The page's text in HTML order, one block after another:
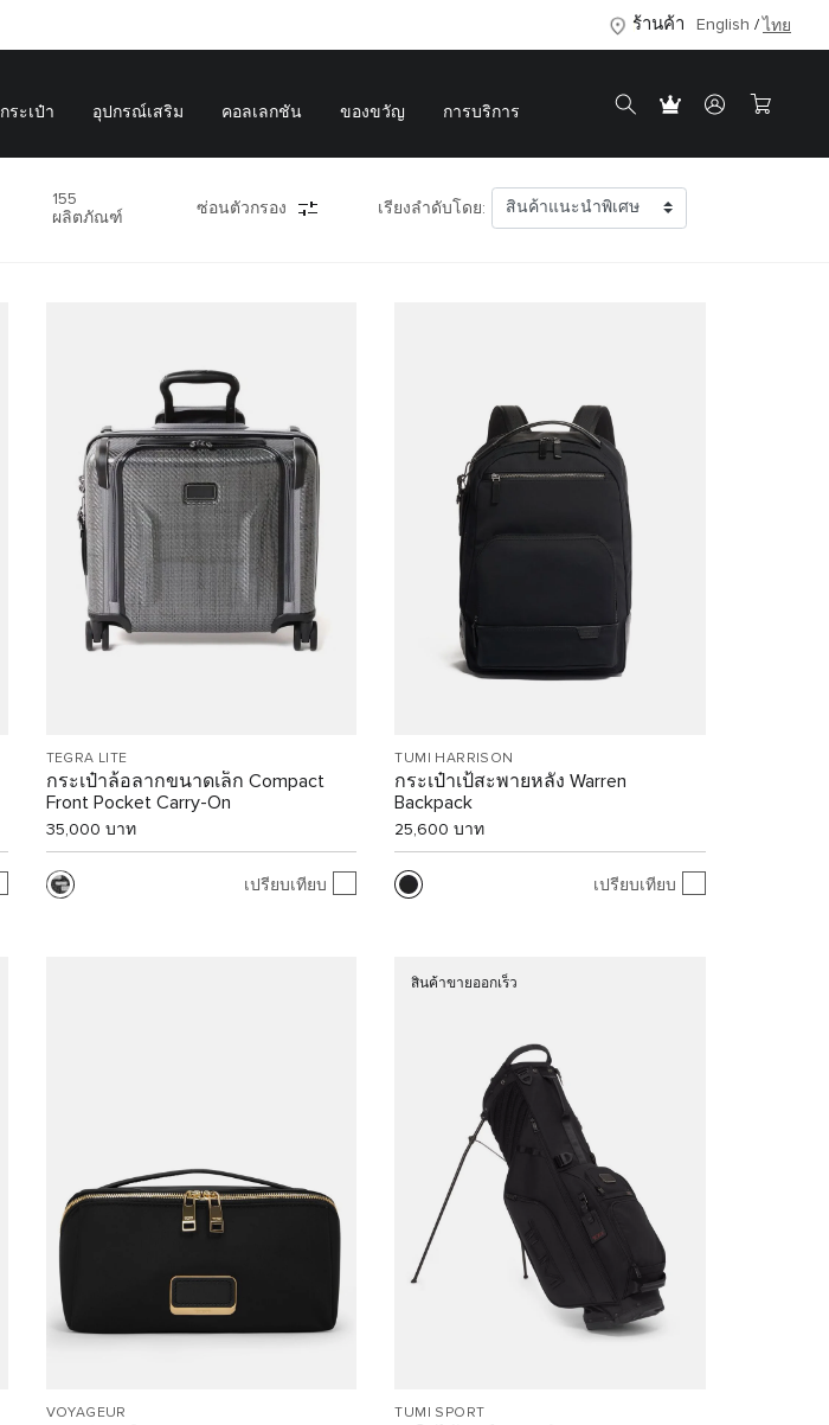
ร้านค้า English ไทย
กระเป๋า อุปกรณ์เสริม คอลเลกชัน ของขวัญ การบริการ
155
ผลิตภัณฑ์
ซ่อนตัวกรอง เรียงลำดับโดย:
TEGRA LITE
กระเป๋าล้อลากขนาดเล็ก Compact
Front Pocket Carry-On
35,000 บาท
เปรียบเทียบ
TUMI HARRISON
กระเป๋าเป้สะพายหลัง Warren
Backpack
25,600 บาท
เปรียบเทียบ
VOYAGEUR
สินค้าขายออกเร็ว
TUMI SPORT